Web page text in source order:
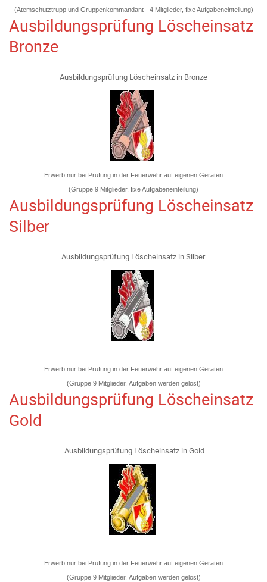
(Atemschutztrupp und Gruppenkommandant - 4 Mitglieder, fixe Aufgabeneinteilung)
Ausbildungsprüfung Löscheinsatz
Bronze
Ausbildungsprüfung Löscheinsatz in Bronze
Erwerb nur bei Prüfung in der Feuerwehr auf eigenen Geräten
(Gruppe 9 Mitglieder, fixe Aufgabeneinteilung)
Ausbildungsprüfung Löscheinsatz
Silber
Ausbildungsprüfung Löscheinsatz in Silber
Erwerb nur bei Prüfung in der Feuerwehr auf eigenen Geräten
(Gruppe 9 Mitglieder, Aufgaben werden gelost)
Ausbildungsprüfung Löscheinsatz
Gold
Ausbildungsprüfung Löscheinsatz in Gold
Erwerb nur bei Prüfung in der Feuerwehr auf eigenen Geräten
(Gruppe 9 Mitglieder, Aufgaben werden gelost)